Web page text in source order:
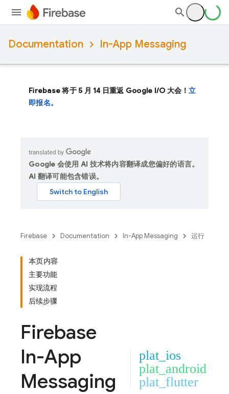
Documentation In-App Messaging
Firebase 将于 5 月 14 日重返 Google I/O 大会！立
即报名。
Google 会使用 AI 技术将内容翻译成您偏好的语言。
AI 翻译可能包含错误。
Firebase Documentation In-App Messaging 运行
本页内容
主要功能
实现流程
后续步骤
Firebase
In-App
Messaging
plat_ios
plat_android
plat_flutter